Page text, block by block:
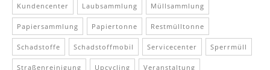
Kundencenter Laubsammlung Müllsammlung
Papiersammlung Papiertonne Restmülltonne
Schadstoffe Schadstoffmobil Servicecenter Sperrmüll
Straßenreinigung Upcycling Veranstaltung